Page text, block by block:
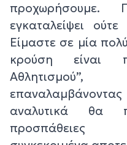
προχωρήσουμε.
εγκαταλείψει
Είμαστε σε μία
κρούση είναι
αναλυτικά θα
προσπάθειες